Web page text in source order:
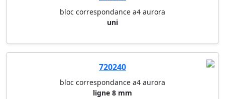
720230
uni
720240